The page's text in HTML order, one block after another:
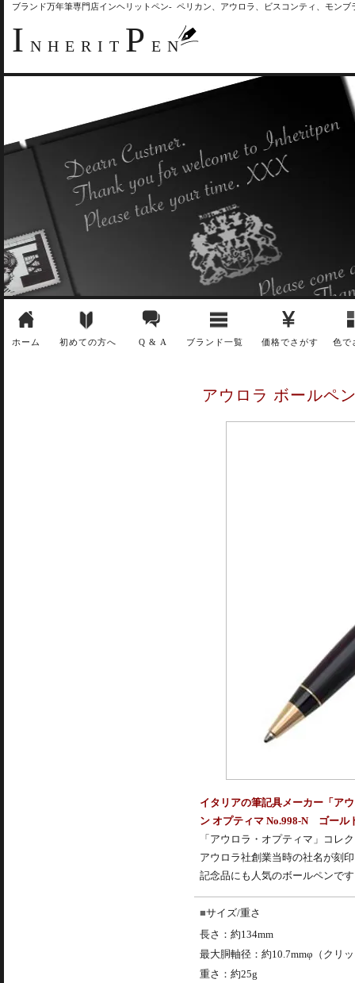
ブランド万年筆専門店インヘリットペン- ペリカン、アウロラ、ビスコンティ、モン
I NHERIT P EN
ホーム 初めての方へ Q & A ブランド一覧 価格でさがす 色で
アウロラ ボールペ
イタリアの筆記具メーカー「ア
ン オプティマ No.998-N ゴール
「 アウロラ ・オプティマ」コレ
アウロラ社創業当時の社名が刻
記念品にも人気のボールペンで
サイズ/重さ
長さ：約134mm
最大胴軸径：約10.7mmφ（クリ
重さ：約25g